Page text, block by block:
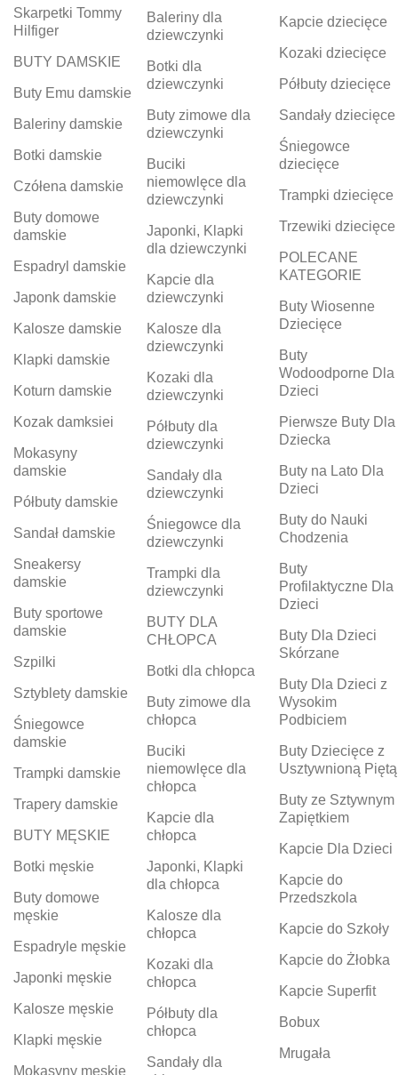
Skarpetki Tommy
Hilfiger
BUTY DAMSKIE
Buty Emu damskie
Baleriny damskie
Botki damskie
Czółena damskie
Buty domowe
damskie
Espadryl damskie
Japonk damskie
Kalosze damskie
Klapki damskie
Koturn damskie
Kozak damksiei
Mokasyny
damskie
Półbuty damskie
Sandał damskie
Sneakersy
damskie
Buty sportowe
damskie
Szpilki
Sztyblety damskie
Śniegowce
damskie
Trampki damskie
Trapery damskie
BUTY MĘSKIE
Botki męskie
Buty domowe
męskie
Espadryle męskie
Japonki męskie
Kalosze męskie
Klapki męskie
Mokasyny męskie
Baleriny dla
dziewczynki
Botki dla
dziewczynki
Buty zimowe dla
dziewczynki
Buciki
niemowlęce dla
dziewczynki
Japonki, Klapki
dla dziewczynki
Kapcie dla
dziewczynki
Kalosze dla
dziewczynki
Kozaki dla
dziewczynki
Półbuty dla
dziewczynki
Sandały dla
dziewczynki
Śniegowce dla
dziewczynki
Trampki dla
dziewczynki
BUTY DLA
CHŁOPCA
Botki dla chłopca
Buty zimowe dla
chłopca
Buciki
niemowlęce dla
chłopca
Kapcie dla
chłopca
Japonki, Klapki
dla chłopca
Kalosze dla
chłopca
Kozaki dla
chłopca
Półbuty dla
chłopca
Sandały dla
Kapcie dziecięce
Kozaki dziecięce
Półbuty dziecięce
Sandały dziecięce
Śniegowce
dziecięce
Trampki dziecięce
Trzewiki dziecięce
POLECANE
KATEGORIE
Buty Wiosenne
Dziecięce
Buty
Wodoodporne Dla
Dzieci
Pierwsze Buty Dla
Dziecka
Buty na Lato Dla
Dzieci
Buty do Nauki
Chodzenia
Buty
Profilaktyczne Dla
Dzieci
Buty Dla Dzieci
Skórzane
Buty Dla Dzieci z
Wysokim
Podbiciem
Buty Dziecięce z
Usztywnioną Piętą
Buty ze Sztywnym
Zapiętkiem
Kapcie Dla Dzieci
Kapcie do
Przedszkola
Kapcie do Szkoły
Kapcie do Żłobka
Kapcie Superfit
Bobux
Mrugała